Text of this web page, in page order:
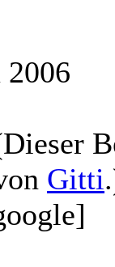
Gitti